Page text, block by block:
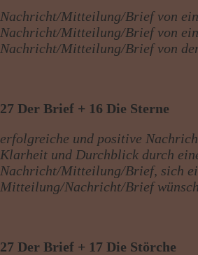
Nachricht/Mitteilung/Brief von
Nachricht/Mitteilung/Brief von
Nachricht/Mitteilung/Brief von
27 Der Brief + 16 Die Sterne
erfolgreiche und positive
Klarheit und Durchblick durch
Nachricht/Mitteilung/Brief, sich
Mitteilung/Nachricht/Brief
27 Der Brief + 17 Die Störche